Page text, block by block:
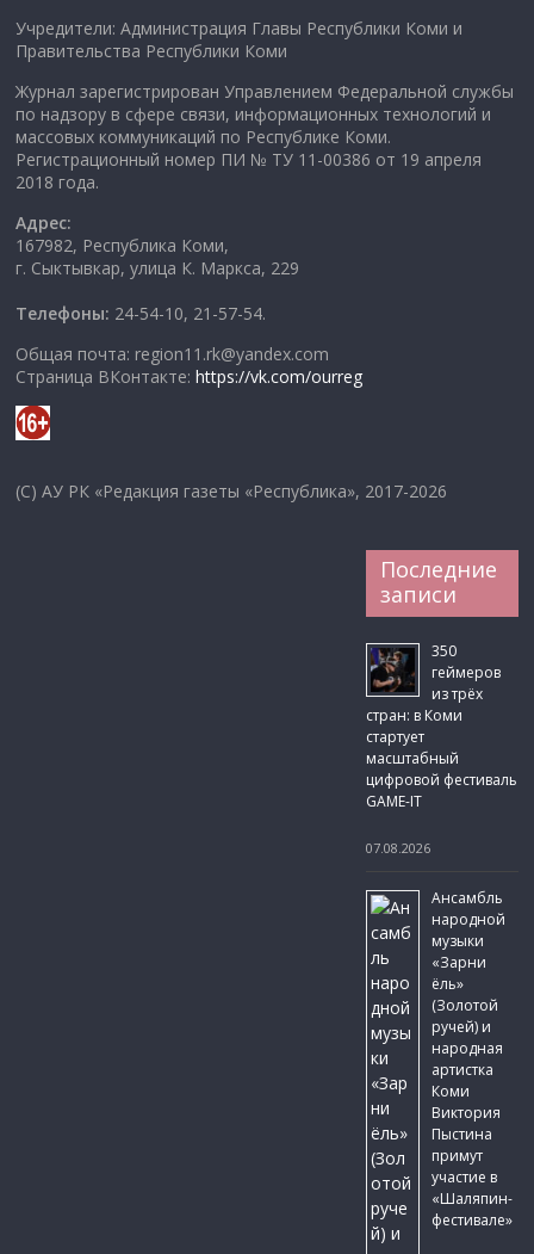
Учредители: Администрация Главы Республики Коми и
Правительства Республики Коми
Журнал зарегистрирован Управлением Федеральной службы
по надзору в сфере связи, информационных технологий и
массовых коммуникаций по Республике Коми.
Регистрационный номер ПИ № ТУ 11-00386 от 19 апреля
2018 года.
Адрес:
167982, Республика Коми,
г. Сыктывкар, улица К. Маркса, 229
Телефоны: 24-54-10, 21-57-54.
Общая почта: region11.rk@yandex.com
Страница ВКонтакте:https://vk.com/ourreg
(C) АУ РК «Редакция газеты «Республика», 2017-2026
Последние
записи
350
геймеров
из трёх
стран: в Коми
стартует
масштабный
цифровой фестиваль
GAME-IT
07.08.2026
Ансамбль
народной
музыки
«Зарни
ёль»
(Золотой
ручей) и
народная
артистка
Коми
Виктория
Пыстина
примут
участие в
«Шаляпин-
фестивале»